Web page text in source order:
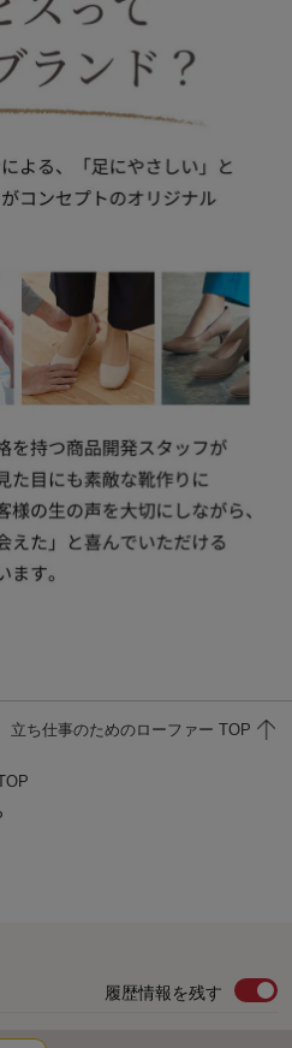
立ち仕事のためのローファー TOP
履歴情報を残す